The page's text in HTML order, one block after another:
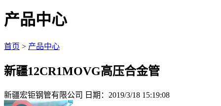
产品中心
首页 > 产品中心
新疆12CR1MOVG高压合金管
新疆宏钜钢管有限公司 日期：2019/3/18 15:19:08